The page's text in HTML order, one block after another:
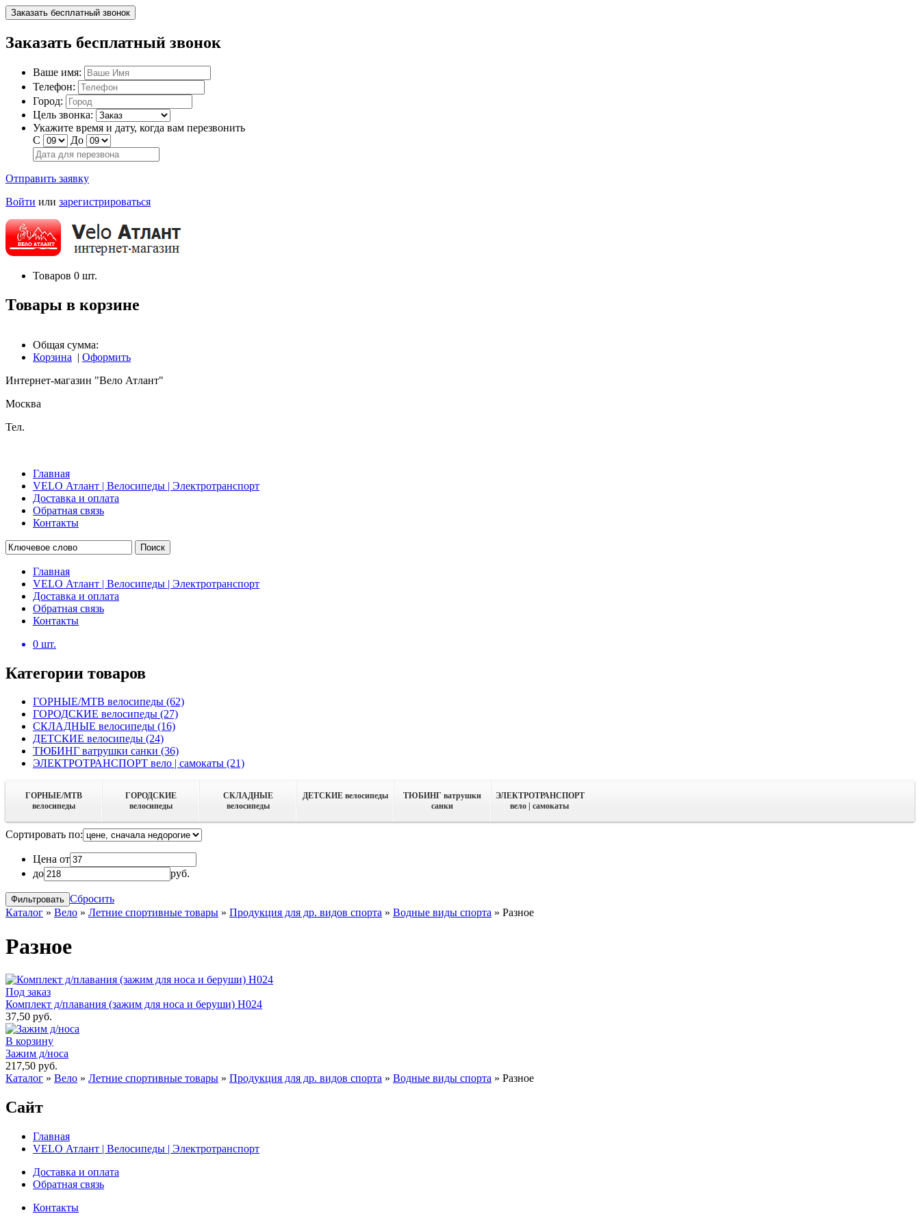
Заказать бесплатный звонок
Заказать бесплатный звонок
Ваше имя:
Телефон:
Город:
Цель звонка:
Укажите время и дату, когда вам перезвонить
С
До
Отправить заявку
Войти или зарегистрироваться
Товаров 0 шт.
Товары в корзине
Общая сумма:
Корзина | Оформить
Интернет-магазин "Вело Атлант"
Москва
Тел.
Главная
VELO Атлант | Велосипеды | Электротранспорт
Доставка и оплата
Обратная связь
Контакты
Поиск
Главная
VELO Атлант | Велосипеды | Электротранспорт
Доставка и оплата
Обратная связь
Контакты
0 шт.
Категории товаров
ГОРНЫЕ/MTB велосипеды (62)
ГОРОДСКИЕ велосипеды (27)
СКЛАДНЫЕ велосипеды (16)
ДЕТСКИЕ велосипеды (24)
ТЮБИНГ ватрушки санки (36)
ЭЛЕКТРОТРАНСПОРТ вело | самокаты (21)
ГОРНЫЕ/MTB
велосипеды
ГОРОДСКИЕ
велосипеды
СКЛАДНЫЕ
велосипеды
ДЕТСКИЕ велосипеды
ТЮБИНГ ватрушки
санки
ЭЛЕКТРОТРАНСПОРТ
вело | самокаты
Сортировать по:
Цена от
до
руб.
Сбросить
Каталог » Вело » Летние спортивные товары » Продукция для др. видов спорта » Водные виды спорта » Разное
Разное
Под заказ
Комплект д/плавания (зажим для носа и беруши) Н024
37,50 руб.
В корзину
Зажим д/носа
217,50 руб.
Каталог » Вело » Летние спортивные товары » Продукция для др. видов спорта » Водные виды спорта » Разное
Сайт
Главная
VELO Атлант | Велосипеды | Электротранспорт
Доставка и оплата
Обратная связь
Контакты